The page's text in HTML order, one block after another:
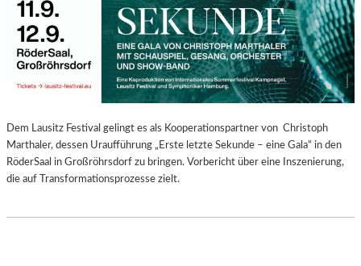
Dem Lausitz Festival gelingt es als Kooperationspartner von Christoph
Marthaler, dessen Uraufführung „Erste letzte Sekunde – eine Gala“ in den
RöderSaal in Großröhrsdorf zu bringen. Vorbericht über eine Inszenierung,
die auf Transformationsprozesse zielt.